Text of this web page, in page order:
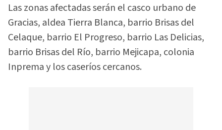
Las zonas afectadas serán el casco urbano de
Gracias, aldea Tierra Blanca, barrio Brisas del
Celaque, barrio El Progreso, barrio Las Delicias,
barrio Brisas del Río, barrio Mejicapa, colonia
Inprema y los caseríos cercanos.